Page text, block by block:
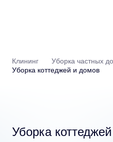
Клининг
Уборка частных
Уборка коттеджей и домов
Уборка